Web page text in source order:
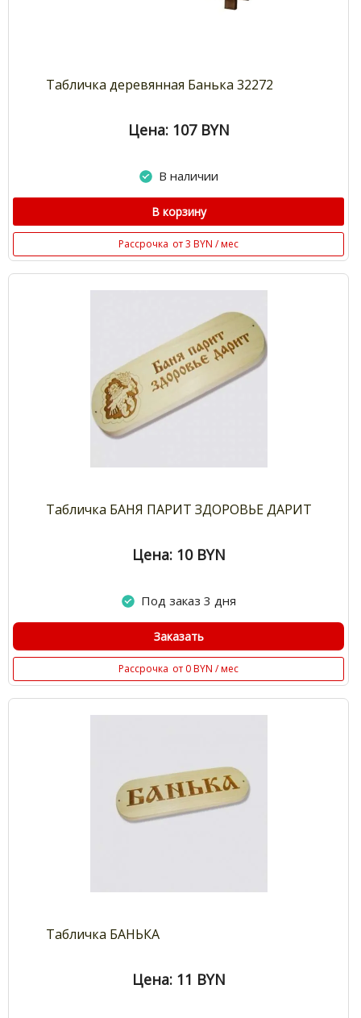
Табличка деревянная Банька 32272
Цена: 107 BYN
В наличии
В корзину
Рассрочка от 3 BYN / мес
Табличка БАНЯ ПАРИТ ЗДОРОВЬЕ ДАРИТ
Цена: 10 BYN
Под заказ 3 дня
Заказать
Рассрочка от 0 BYN / мес
Табличка БАНЬКА
Цена: 11 BYN